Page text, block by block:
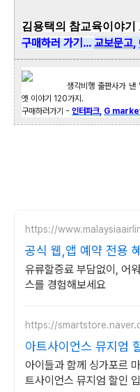
김용택의 참교육이야
구매하러 가기... 교보문고,
생각비행 출판사가 낸 '
옛 이야기 120가지.
구매하러가기 - 인터파크 G
https://
공식 웹,앱 예약 전용
유류할증료 부담없이, 어
스를 경험해보세요
https://
아트사이언스 뮤지엄
아이들과 함께 싱가포르
트사이언스 뮤지엄 할인